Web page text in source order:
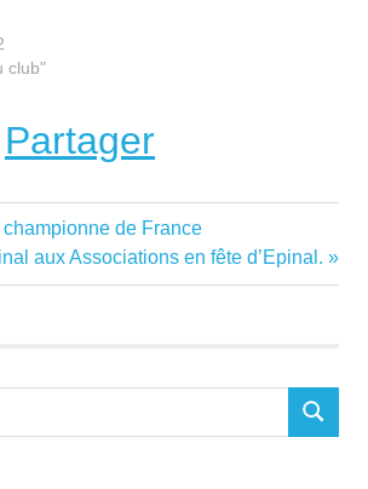
club"
Email
Partager
de France
aux Associations en fête d’Epinal.
SEARCH